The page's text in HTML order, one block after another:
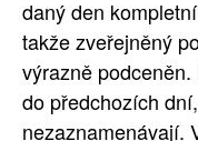
daný den
takže zveřejněný
výrazně
do předchozích
nezaznamenávají.